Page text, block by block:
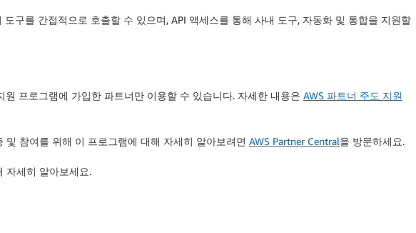
도구를 간접적으로 호출할 수 있으며, API 액세스를 통해 사내 도구, 자동화 및 통합을 지원할
원 프로그램에 가입한 파트너만 이용할 수 있습니다. 자세한 내용은 AWS 파트너 주도 지원
및 참여를 위해 이 프로그램에 대해 자세히 알아보려면 AWS Partner Central을 방문하세요.
자세히 알아보세요.